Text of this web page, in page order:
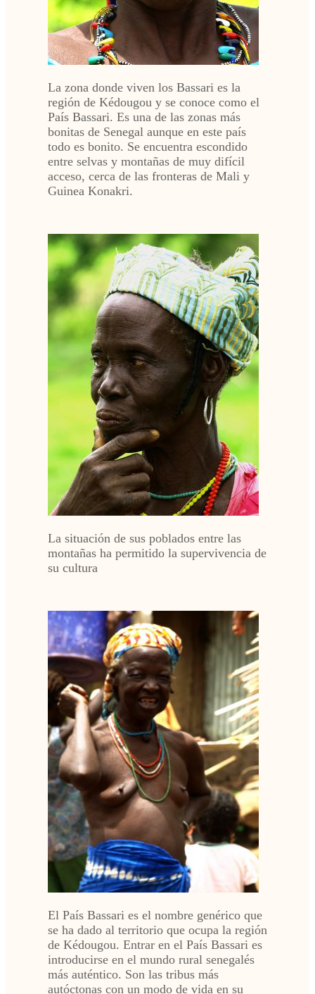
La zona donde viven los Bassari es la
región de Kédougou y se conoce como el
País Bassari. Es una de las zonas más
bonitas de Senegal aunque en este país
todo es bonito. Se encuentra escondido
entre selvas y montañas de muy difícil
acceso, cerca de las fronteras de Mali y
Guinea Konakri.
La situación de sus poblados entre las
montañas ha permitido la supervivencia de
su cultura
El País Bassari es el nombre genérico que
se ha dado al territorio que ocupa la región
de Kédougou. Entrar en el País Bassari es
introducirse en el mundo rural senegalés
más auténtico. Son las tribus más
autóctonas con un modo de vida en su